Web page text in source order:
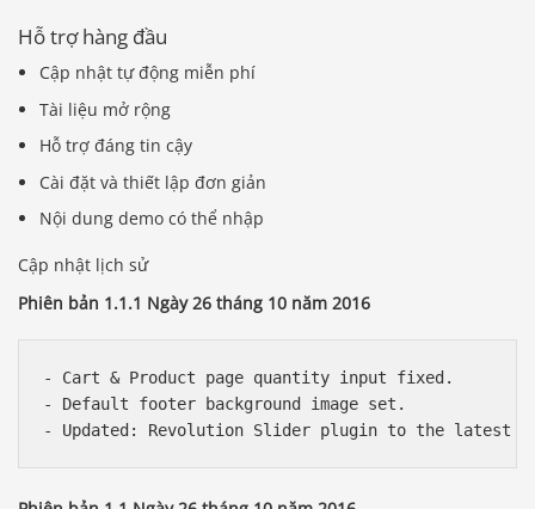
Hỗ trợ hàng đầu
Cập nhật tự động miễn phí
Tài liệu mở rộng
Hỗ trợ đáng tin cậy
Cài đặt và thiết lập đơn giản
Nội dung demo có thể nhập
Cập nhật lịch sử
Phiên bản 1.1.1 Ngày 26 tháng 10 năm 2016
- Cart & Product page quantity input fixed.
- Default footer background image set.